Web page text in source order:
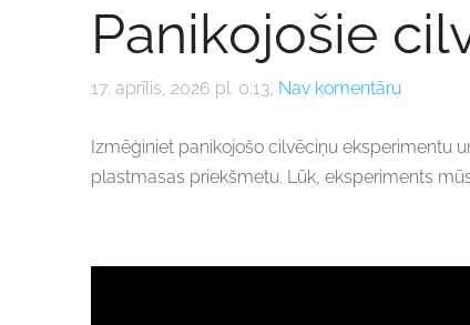
Panikojošie
17. aprīlis, 2026 pl. 0:13, Nav komentāru
Izmēģiniet panikojošo cilvēciņu eksperimentu
plastmasas priekšmetu. Lūk, eksperiments